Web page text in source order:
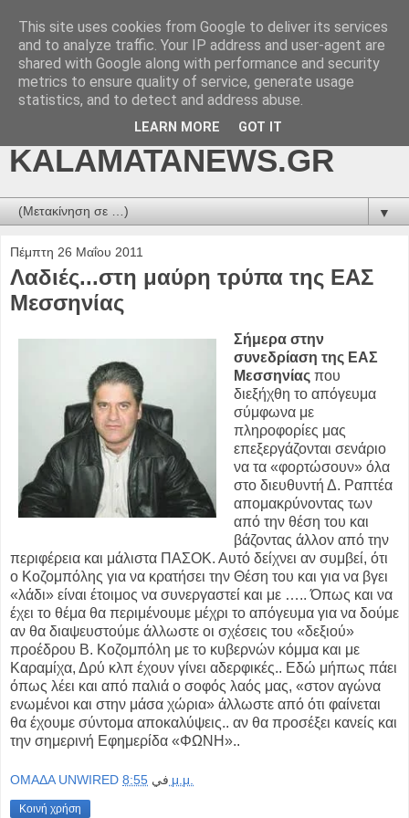
kalamatanews.gr -
ΜΕΣΣΗΝΙΑΚΑ ΝΕΑ
ONLINE-
KALAMATANEWS.GR
▼
Πέμπτη 26 Μαΐου 2011
Λαδιές...στη μαύρη τρύπα της ΕΑΣ
Μεσσηνίας
Σήμερα στην
συνεδρίαση της ΕΑΣ
Μεσσηνίας που
διεξήχθη το απόγευμα
σύμφωνα με
πληροφορίες μας
επεξεργάζονται σενάριο
να τα «φορτώσουν» όλα
στο διευθυντή Δ. Ραπτέα
απομακρύνοντας των
από την θέση του και
βάζοντας άλλον από την
περιφέρεια και μάλιστα ΠΑΣΟΚ. Αυτό δείχνει αν συμβεί, ότι
ο Κοζομπόλης για να κρατήσει την Θέση του και για να βγει
«λάδι» είναι έτοιμος να συνεργαστεί και με ….. Όπως και να
έχει το θέμα θα περιμένουμε μέχρι το απόγευμα για να δούμε
αν θα διαψευστούμε άλλωστε οι σχέσεις του «δεξιού»
προέδρου Β. Κοζομπόλη με το κυβερνών κόμμα και με
Καραμίχα, Δρύ κλπ έχουν γίνει αδερφικές.. Εδώ μήπως πάει
όπως λέει και από παλιά ο σοφός λαός μας, «στον αγώνα
ενωμένοι και στην μάσα χώρια» άλλωστε από ότι φαίνεται
θα έχουμε σύντομα αποκαλύψεις.. αν θα προσέξει κανείς και
την σημερινή Εφημερίδα «ΦΩΝΗ»..
OMAΔΑ UNWIRED في 8:55 μ.μ.
Κοινή χρήση
This site uses cookies from Google to deliver its services
and to analyze traffic. Your IP address and user-agent are
shared with Google along with performance and security
metrics to ensure quality of service, generate usage
statistics, and to detect and address abuse.
LEARN MORE GOT IT